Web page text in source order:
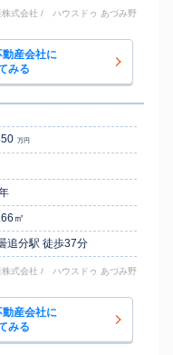
株式会社 / ハウスドゥ あづみ野
産会社に
みる
万円
㎡
追分駅 徒歩37分
株式会社 / ハウスドゥ あづみ野
産会社に
みる